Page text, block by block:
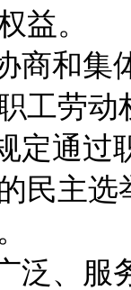
益。
商和集
工劳
定通过
民主
泛、服